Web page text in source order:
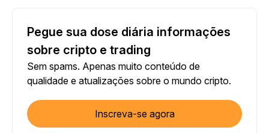
Pegue sua dose diária informações
sobre cripto e trading
Sem spams. Apenas muito conteúdo de
qualidade e atualizações sobre o mundo cripto.
Inscreva-se agora